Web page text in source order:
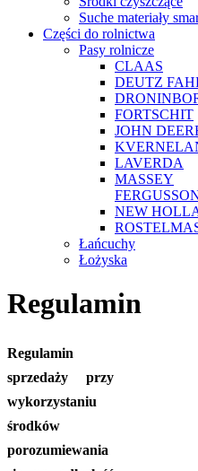
Suche materiały
Części do rolnictwa
Pasy rolnicze
CLAAS
DEUTZ
FORTSCHIT
JOHN
LAVERDA
MASSEY
NEW
Łańcuchy
Łożyska
Regulamin
Regulamin
sprzedaży przy
wykorzystaniu
środków
porozumiewania